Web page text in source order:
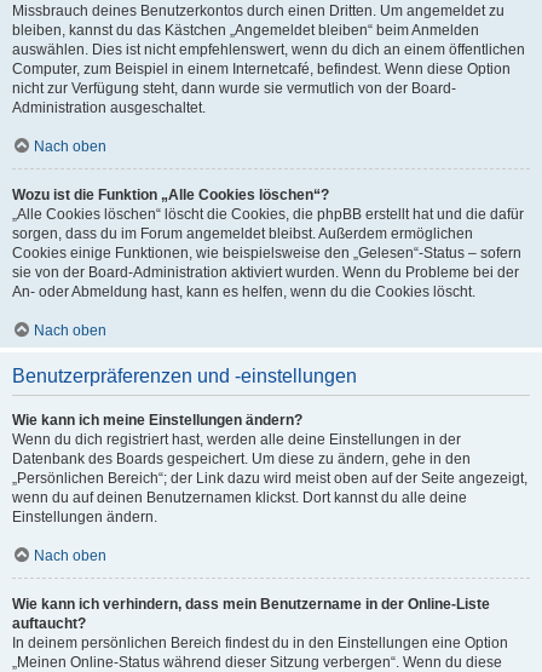
Missbrauch deines Benutzerkontos durch einen Dritten. Um angemeldet zu
bleiben, kannst du das Kästchen „Angemeldet bleiben“ beim Anmelden
auswählen. Dies ist nicht empfehlenswert, wenn du dich an einem öffentlichen
Computer, zum Beispiel in einem Internetcafé, befindest. Wenn diese Option
nicht zur Verfügung steht, dann wurde sie vermutlich von der Board-
Administration ausgeschaltet.
Nach oben
Wozu ist die Funktion „Alle Cookies löschen“?
„Alle Cookies löschen“ löscht die Cookies, die phpBB erstellt hat und die dafür
sorgen, dass du im Forum angemeldet bleibst. Außerdem ermöglichen
Cookies einige Funktionen, wie beispielsweise den „Gelesen“-Status – sofern
sie von der Board-Administration aktiviert wurden. Wenn du Probleme bei der
An- oder Abmeldung hast, kann es helfen, wenn du die Cookies löscht.
Nach oben
Benutzerpräferenzen und -einstellungen
Wie kann ich meine Einstellungen ändern?
Wenn du dich registriert hast, werden alle deine Einstellungen in der
Datenbank des Boards gespeichert. Um diese zu ändern, gehe in den
„Persönlichen Bereich“; der Link dazu wird meist oben auf der Seite angezeigt,
wenn du auf deinen Benutzernamen klickst. Dort kannst du alle deine
Einstellungen ändern.
Nach oben
Wie kann ich verhindern, dass mein Benutzername in der Online-Liste
auftaucht?
In deinem persönlichen Bereich findest du in den Einstellungen eine Option
„Meinen Online-Status während dieser Sitzung verbergen“. Wenn du diese